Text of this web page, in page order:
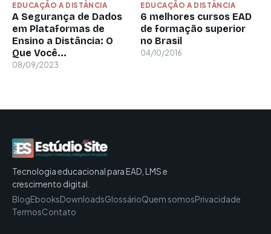
EDUCAÇÃO A DISTÂNCIA
A Segurança de Dados
em Plataformas de
Ensino a Distância: O
Que Você...
08/09/2023
EDUCAÇÃO A DISTÂNCIA
6 melhores cursos EAD
de formação superior
no Brasil
04/10/2016
Tecnologia educacional para EAD, LMS e
crescimento digital.
BlogEbooksDownloadsGlossárioQuem somosPrivacidade
TermosContato